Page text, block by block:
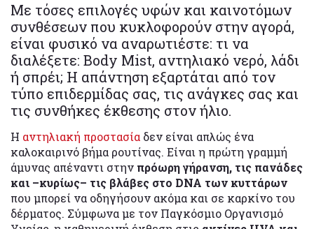
Mε τόσες επιλογές υφών και καινοτόμων
συνθέσεων που κυκλοφορούν στην αγορά,
είναι φυσικό να αναρωτιέστε: τι να
διαλέξετε: Body Mist, αντηλιακό νερό, λάδι
ή σπρέι; Η απάντηση εξαρτάται από τον
τύπο επιδερμίδας σας, τις ανάγκες σας και
τις συνθήκες έκθεσης στον ήλιο.
Η αντηλιακή προστασία δεν είναι απλώς ένα
καλοκαιρινό βήμα ρουτίνας. Είναι η πρώτη γραμμή
άμυνας απέναντι στην πρόωρη γήρανση, τις πανάδες
και –κυρίως– τις βλάβες στο DNA των κυττάρων
που μπορεί να οδηγήσουν ακόμα και σε καρκίνο του
δέρματος. Σύμφωνα με τον Παγκόσμιο Οργανισμό